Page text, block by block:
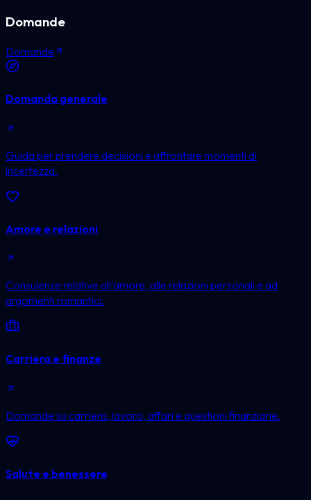
Domande
Domande
Domanda generale
Guida per prendere decisioni e affrontare momenti di
incertezza.
Amore e relazioni
Consulenze relative all'amore, alle relazioni personali e ad
argomenti romantici.
Carriera e finanze
Domande su carriera, lavoro, affari e questioni finanziarie.
Salute e benessere